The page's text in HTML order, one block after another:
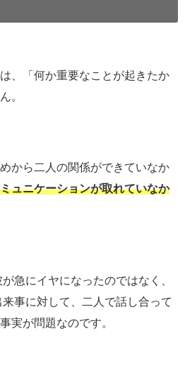
、「何か重要なことが起きたか
。
から二人の関係ができていなか
ュニケーションが取れていなか
急にイヤになったのではなく、
事に対して、二人で話し合って
実が問題なのです。